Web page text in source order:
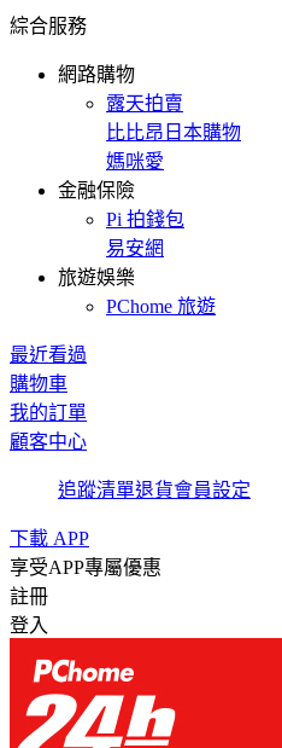
綜合服務
網路購物
露天拍賣
比比昂日本購物
媽咪愛
金融保險
Pi 拍錢包
易安網
旅遊娛樂
PChome 旅遊
最近看過
購物車
我的訂單
顧客中心
追蹤清單退貨會員設定
下載 APP
享受APP專屬優惠
註冊
登入